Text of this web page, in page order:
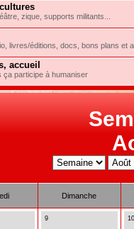
zique, supports militants...
livres/éditions, docs, bons plans et
accueil
ça participe à humaniser
Dimanche
9 10